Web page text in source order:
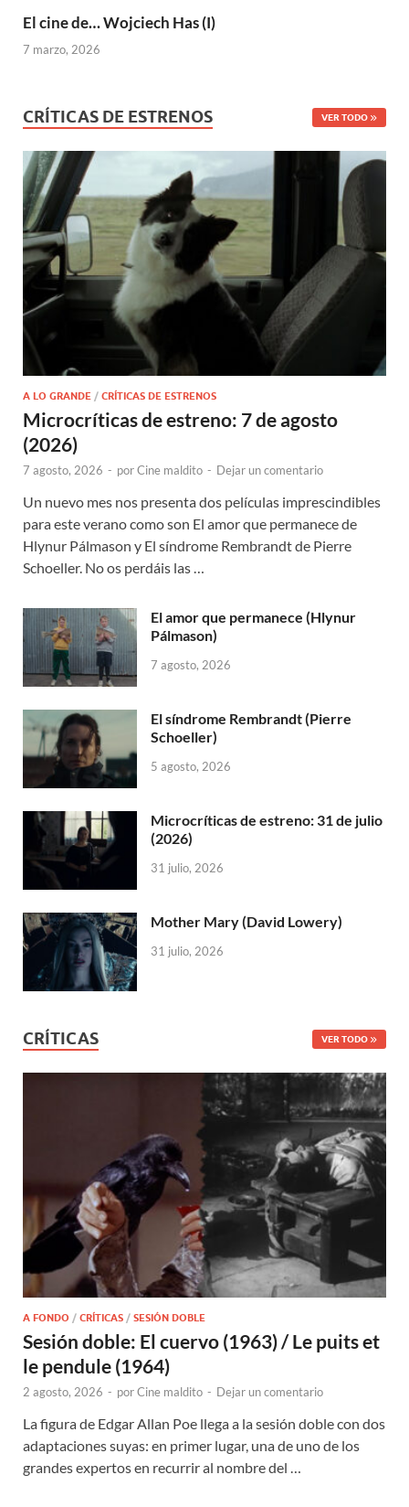
El cine de… Wojciech Has (I)
7 marzo, 2026
CRÍTICAS DE ESTRENOS VER TODO
A LO GRANDE / CRÍTICAS DE ESTRENOS
Microcríticas de estreno: 7 de agosto
(2026)
7 agosto, 2026 - porCine maldito - Dejar un comentario
Un nuevo mes nos presenta dos películas imprescindibles
para este verano como son El amor que permanece de
Hlynur Pálmason y El síndrome Rembrandt de Pierre
Schoeller. No os perdáis las …
El amor que permanece (Hlynur
Pálmason)
7 agosto, 2026
El síndrome Rembrandt (Pierre
Schoeller)
5 agosto, 2026
Microcríticas de estreno: 31 de julio
(2026)
31 julio, 2026
Mother Mary (David Lowery)
31 julio, 2026
CRÍTICAS VER TODO
A FONDO / CRÍTICAS / SESIÓN DOBLE
Sesión doble: El cuervo (1963) / Le puits et
le pendule (1964)
2 agosto, 2026 - porCine maldito - Dejar un comentario
La figura de Edgar Allan Poe llega a la sesión doble con dos
adaptaciones suyas: en primer lugar, una de uno de los
grandes expertos en recurrir al nombre del …